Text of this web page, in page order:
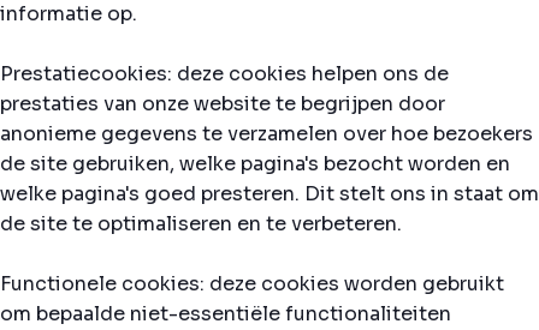
informatie op.
Prestatiecookies: deze cookies helpen ons de
prestaties van onze website te begrijpen door
anonieme gegevens te verzamelen over hoe bezoekers
de site gebruiken, welke pagina's bezocht worden en
welke pagina's goed presteren. Dit stelt ons in staat om
de site te optimaliseren en te verbeteren.
Functionele cookies: deze cookies worden gebruikt
om bepaalde niet-essentiële functionaliteiten